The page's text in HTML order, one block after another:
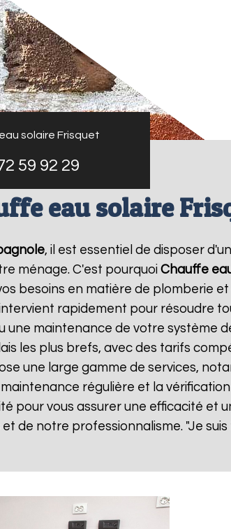
solaire Frisquet
59 92 29
eau solaire
, il est essentiel de disposer
ménage. C'est pourquoi Chauffe
besoins en matière de plomberie
rapidement pour résoudre
une maintenance de votre système
les plus brefs, avec des tarifs
une large gamme de services,
régulière et la
pour vous assurer une efficacité et
de notre professionnalisme. "Je